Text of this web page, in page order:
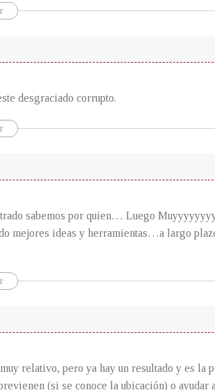
desgraciado corrupto.
sabemos por quien… Luego
mejores ideas y herramientas…a largo
relativo, pero ya hay un resultado y es la
(si se conoce la ubicación) o ayudar